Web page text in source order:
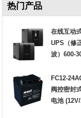
热门产品
在线互动
UPS（修
波）600-
FC12-
阀控密封
电池